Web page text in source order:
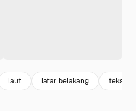
laut latar belakang tekstur